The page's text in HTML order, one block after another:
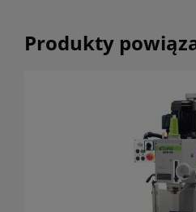
Produkty